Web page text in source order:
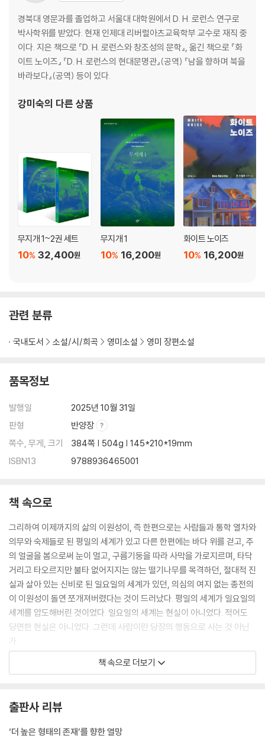
경북대 영문과를 졸업하고 서울대 대학원에서 D. H. 로런스 연구로
박사학위를 받았다. 현재 인제대 리버럴아츠교육학부 교수로 재직 중
이다. 지은 책으로 『D. H. 로런스와 창조성의 문학』, 옮긴 책으로 『화
이트 노이즈』 『D. H. 로런스의 현대문명관』(공역) 『남을 향하며 북을
바라보다』(공역) 등이 있다.
강미숙의 다른 상품
무지개 1~2권 세트
32,400원
10%
무지개 1
16,200원
10%
화이트 노이즈
16,200원
10%
관련 분류
국내도서 소설/시/희곡 영미소설 영미 장편소설
품목정보
발행일
2025년 10월 31일
판형
반양장
쪽수, 무게, 크기
384쪽 | 504g | 145*210*19mm
ISBN13
9788936465001
책 속으로
그리하여 이제까지의 삶의 이원성이, 즉 한편으로는 사람들과 통학 열차와
의무와 숙제들로 된 평일의 세계가 있고 다른 한편에는 바다 위를 걷고, 주
의 얼굴을 봄으로써 눈이 멀고, 구름기둥을 따라 사막을 가로지르며, 타닥
거리고 타오르지만 불타 없어지지는 않는 떨기나무를 목격하던, 절대적 진
실과 살아 있는 신비로 된 일요일의 세계가 있던, 의심의 여지 없는 종전의
이 이원성이 돌연 쪼개져버렸다는 것이 드러났다. 평일의 세계가 일요일의
세계를 압도해버린 것이었다. 일요일의 세계는 현실이 아니었다. 적어도
당면한 현실은 아니었다. 그런데 사람이란 당장의 행동으로 사는 것 아닌
가.
평일의 세계만이 중요했다. 그녀 자신이, 어슐라 브랭귄이 평일의 삶을 감
당해내야 하는 것이다. 그녀의 육신은 세상의 평가에 좌우되는 평일의 육
--- pp.40-41
책 속으로 더보기
출판사 리뷰
‘더 높은 형태의 존재’를 향한 열망